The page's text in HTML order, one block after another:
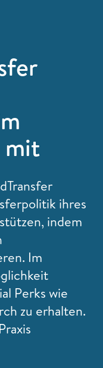
mit
ihres
indem
Im
Perks wie
zu erhalten.